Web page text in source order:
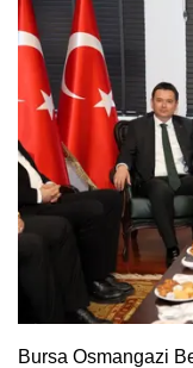
Bursa Osmangazi